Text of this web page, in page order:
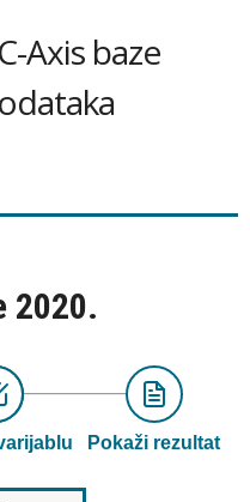
Axis baze
2020.
Pokaži rezultat